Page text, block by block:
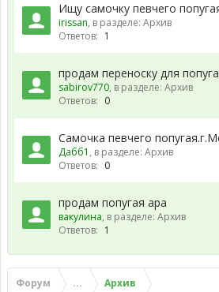
Ищу самочку певчего
irissan, в разделе: Архив
Ответов: 1
продам переноску для
sabirov770, в разделе: Архив
Ответов: 0
Самочка певчего
Дабб1 , в разделе: Архив
Ответов: 0
продам попугая ара
вакулина, в разделе: Архив
Ответов: 1
Форум ... Архив